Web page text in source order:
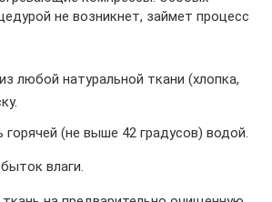
не возникнет, займет процесс
любой натуральной ткани (хлопка,
горячей (не выше 42 градусов) водой.
влаги.